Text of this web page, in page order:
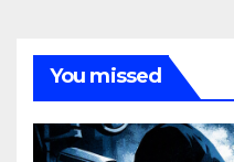
You missed